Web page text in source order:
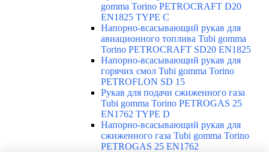
gomma Torino PETROCRAFT D20
EN1825 TYPE C
Напорно-всасывающий рукав для
авиационного топлива Tubi gomma
Torino PETROCRAFT SD20 EN1825
Напорно-всасывающий рукав для
горячих смол Tubi gomma Torino
PETROFLON SD 15
Рукав для подачи сжиженного газа
Tubi gomma Torino PETROGAS 25
EN1762 TYPE D
Напорно-всасывающий рукав для
сжиженного газа Tubi gomma Torino
PETROGAS 25 EN1762